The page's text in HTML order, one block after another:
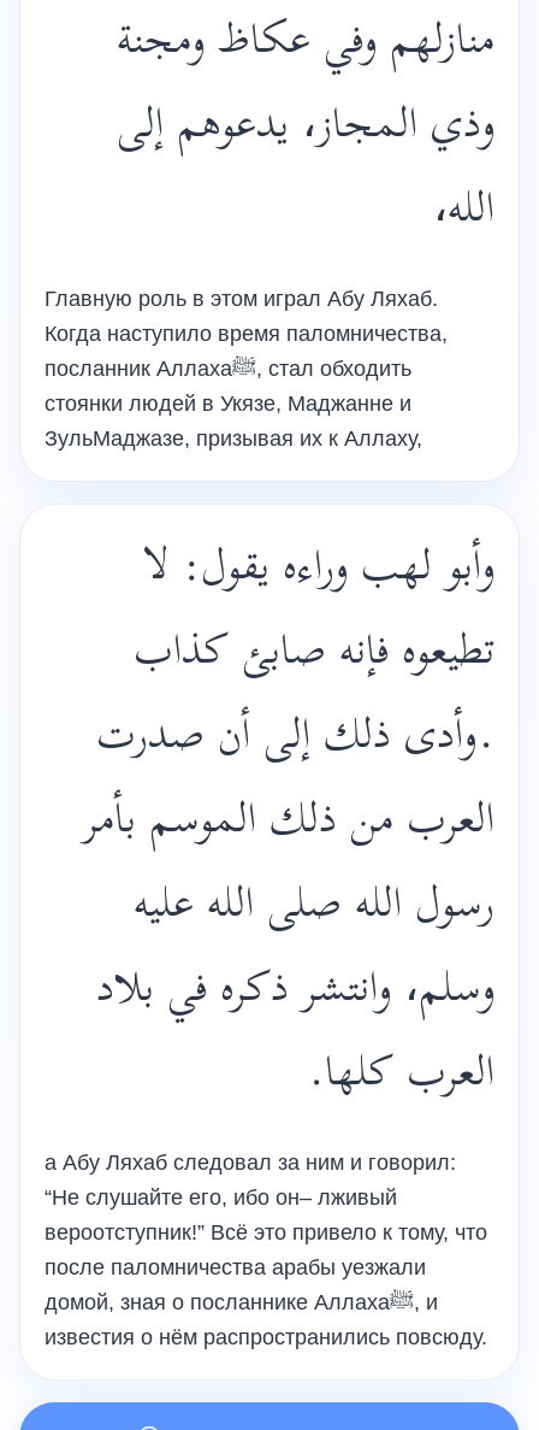
منازلهم وفي عكاظ ومجنة
وذي المجاز، يدعوهم إلى
الله،
Главную роль в этом играл Абу Ляхаб.
Когда наступило время паломничества,
посланник Аллахаﷺ, стал обходить
стоянки людей в Укязе, Маджанне и
ЗульМаджазе, призывая их к Аллаху,
وأبو لهب وراءه يقول: لا
تطيعوه فإنه صابئ كذاب
.وأدى ذلك إلى أن صدرت
العرب من ذلك الموسم بأمر
رسول الله صلى الله عليه
وسلم، وانتشر ذكره في بلاد
العرب كلها.
а Абу Ляхаб следовал за ним и говорил:
“Не слушайте его, ибо он– лживый
вероотступник!” Всё это привело к тому, что
после паломничества арабы уезжали
домой, зная о посланнике Аллахаﷺ, и
известия о нём распространились повсюду.